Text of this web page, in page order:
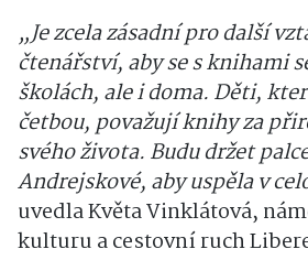
„Je zcela zásadní pro další
čtenářství, aby se s knihami
školách, ale i doma. Děti,
četbou, považují knihy za
svého života. Budu držet
Andrejskové, aby uspěla v
uvedla Květa Vinklátová,
kulturu a cestovní ruch